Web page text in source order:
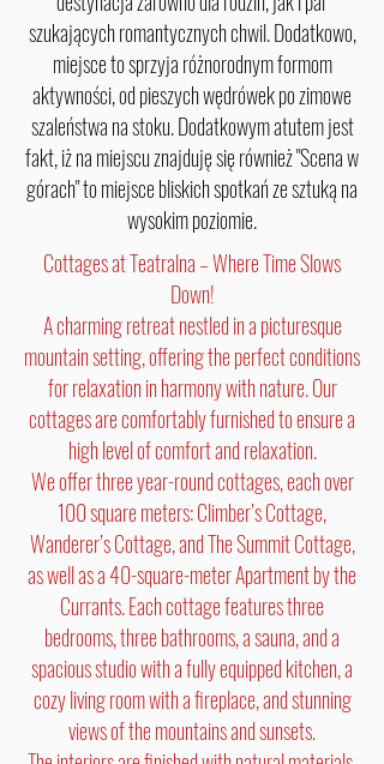
szukających romantycznych chwil. Dodatkowo,
miejsce to sprzyja różnorodnym formom
aktywności, od pieszych wędrówek po zimowe
szaleństwa na stoku. Dodatkowym atutem jest
fakt, iż na miejscu znajduję się również "Scena w
górach" to miejsce bliskich spotkań ze sztuką na
wysokim poziomie.
Cottages at Teatralna – Where Time Slows
Down!
A charming retreat nestled in a picturesque
mountain setting, offering the perfect conditions
for relaxation in harmony with nature. Our
cottages are comfortably furnished to ensure a
high level of comfort and relaxation.
We offer three year-round cottages, each over
100 square meters: Climber’s Cottage,
Wanderer’s Cottage, and The Summit Cottage,
as well as a 40-square-meter Apartment by the
Currants. Each cottage features three
bedrooms, three bathrooms, a sauna, and a
spacious studio with a fully equipped kitchen, a
cozy living room with a fireplace, and stunning
views of the mountains and sunsets.